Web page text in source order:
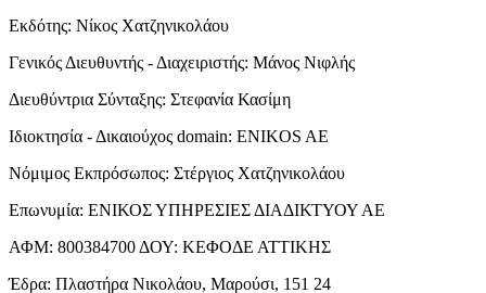
Εκδότης: Νίκος Χατζηνικολάου
Γενικός Διευθυντής - Διαχειριστής: Μάνος Νιφλής
Διευθύντρια Σύνταξης: Στεφανία Κασίμη
Ιδιοκτησία - Δικαιούχος domain: ENIKOS AE
Νόμιμος Εκπρόσωπος: Στέργιος Χατζηνικολάου
Επωνυμία: ΕΝΙΚΟΣ ΥΠΗΡΕΣΙΕΣ ΔΙΑΔΙΚΤΥΟΥ ΑΕ
ΑΦΜ: 800384700 ΔΟΥ: ΚΕΦΟΔΕ ΑΤΤΙΚΗΣ
Έδρα: Πλαστήρα Νικολάου, Μαρούσι, 151 24